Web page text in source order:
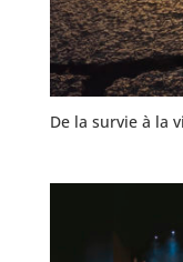
De la survie à la